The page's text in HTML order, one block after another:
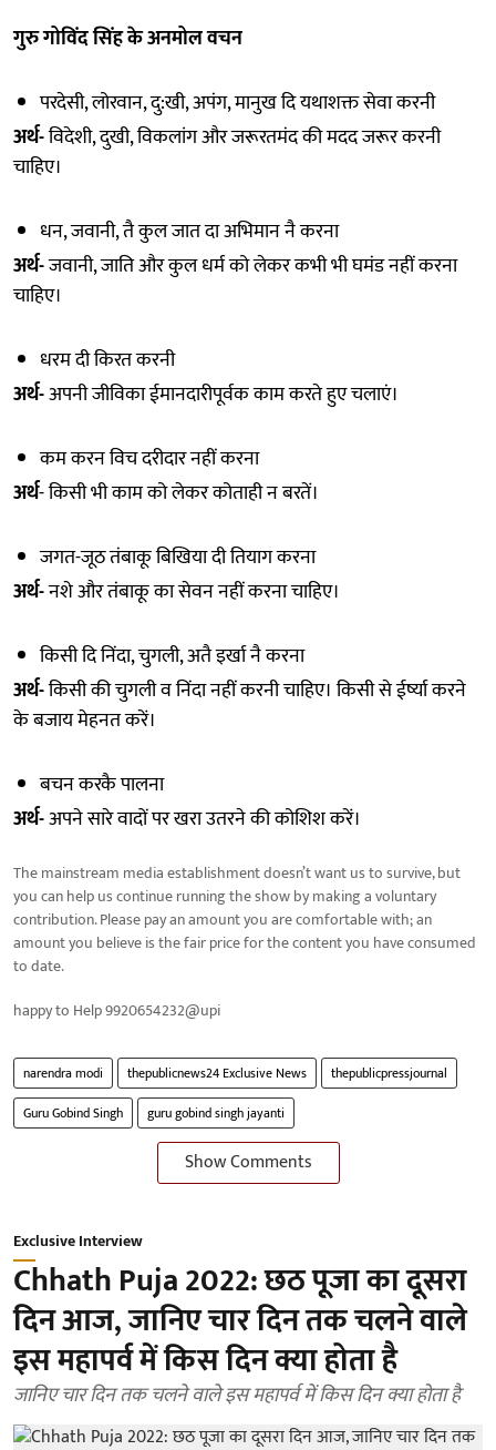
गुरु गोविंद सिंह के अनमोल वचन
परदेसी, लोरवान, दु:खी, अपंग, मानुख दि यथाशक्त सेवा करनी
अर्थ-विदेशी, दुखी, विकलांग और जरूरतमंद की मदद जरूर करनी
चाहिए।
धन, जवानी, तै कुल जात दा अभिमान नै करना
अर्थ-जवानी, जाति और कुल धर्म को लेकर कभी भी घमंड नहीं करना
चाहिए।
धरम दी किरत करनी
अर्थ-अपनी जीविका ईमानदारीपूर्वक काम करते हुए चलाएं।
कम करन विच दरीदार नहीं करना
अर्थ- किसी भी काम को लेकर कोताही न बरतें।
जगत-जूठ तंबाकू बिखिया दी तियाग करना
अर्थ-नशे और तंबाकू का सेवन नहीं करना चाहिए।
किसी दि निंदा, चुगली, अतै इर्खा नै करना
अर्थ-किसी की चुगली व निंदा नहीं करनी चाहिए। किसी से ईर्ष्या करने
के बजाय मेहनत करें।
बचन करकै पालना
अर्थ-अपने सारे वादों पर खरा उतरने की कोशिश करें।
The mainstream media establishment doesn’t want us to survive, but
you can help us continue running the show by making a voluntary
contribution. Please pay an amount you are comfortable with; an
amount you believe is the fair price for the content you have consumed
to date.
happy to Help 9920654232@upi
narendra modi thepublicnews24 Exclusive News
thepublicpressjournal
Guru Gobind Singh
guru gobind singh jayanti
Show Comments
Exclusive Interview
Chhath Puja 2022: छठ पूजा का दूसरा
दिन आज, जानिए चार दिन तक चलने वाले
इस महापर्व में किस दिन क्या होता है
जानिए चार दिन तक चलने वाले इस महापर्व में किस दिन क्या होता है